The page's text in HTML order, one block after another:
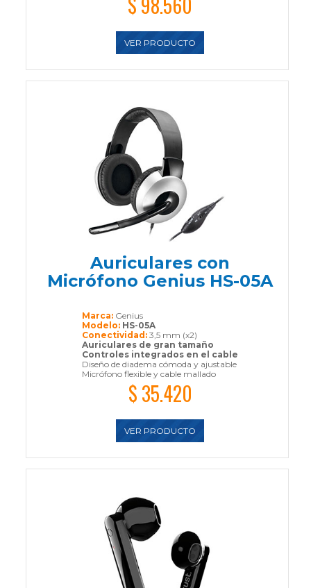
VER PRODUCTO
Auriculares con
Micrófono Genius HS-05A
$ 35.420
VER PRODUCTO
Marca: Genius
Modelo: HS-05A
Conectividad:3,5 mm (x2)
Auriculares de gran tamaño
Controles integrados en el cable
Diseño de diadema cómoda y ajustable
Micrófono flexible y cable mallado